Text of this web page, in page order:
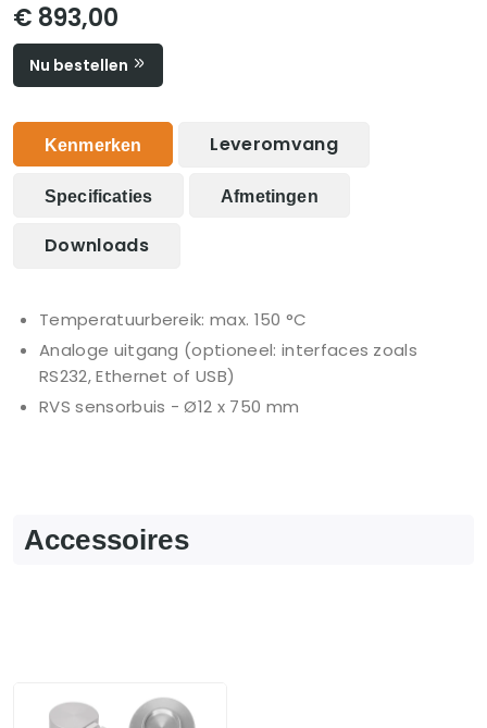
€ 893,00
Nu bestellen
Kenmerken Leveromvang
Specificaties Afmetingen
Downloads
Temperatuurbereik: max. 150 °C
Analoge uitgang (optioneel: interfaces zoals
RS232, Ethernet of USB)
RVS sensorbuis - Ø12 x 750 mm
Accessoires